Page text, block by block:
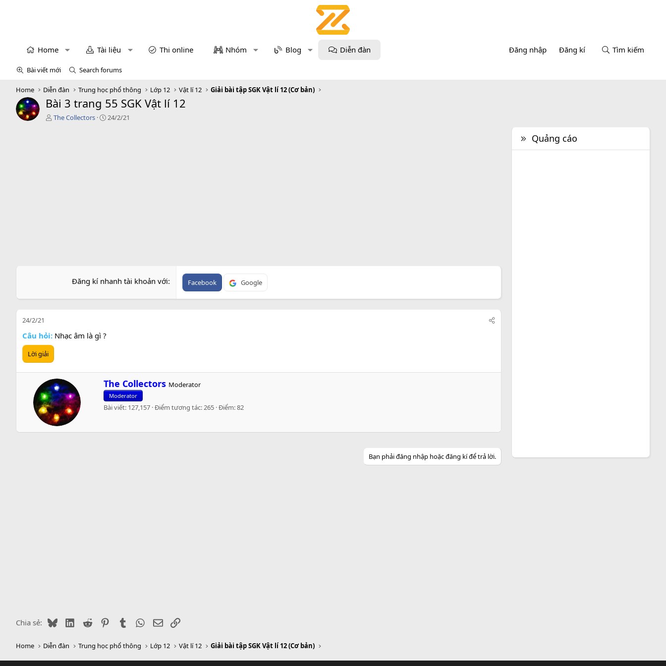
Home Tài liệu Thi online Nhóm Blog Diễn đàn Đăng nhập Đăng kí Tìm kiếm
Bài viết mới Search forums
Home Diễn đàn Trung học phổ thông Lớp 12 Vật lí 12 Giải bài tập SGK Vật lí 12 (Cơ bản)
Bài 3 trang 55 SGK Vật lí 12
T
The Collectors
C
24/2/21
Đăng kí nhanh tài khoản với Facebook Google
24/2/21
Câu hỏi: Nhạc âm là gì ?
Lời giải
W
r
i
t
n
The Collectors Moderator
Moderator
Bài viết 127,157 Điểm tương tác 265 Điểm 82
Bạn phải đăng nhập hoặc đăng kí để trả lời.
Chia sẻ: BlueskyLinkedIn
Reddit PinterestTumblr WhatsApp
EmailLink
Quảng cáo
Home Diễn đàn Trung học phổ thông Lớp 12 Vật lí 12 Giải bài tập SGK Vật lí 12 (Cơ bản)